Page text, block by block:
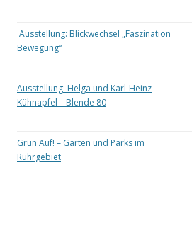
Ausstellung: Blickwechsel „Faszination
Bewegung“
Ausstellung: Helga und Karl-Heinz
Kühnapfel – Blende 80
Grün Auf! – Gärten und Parks im
Ruhrgebiet